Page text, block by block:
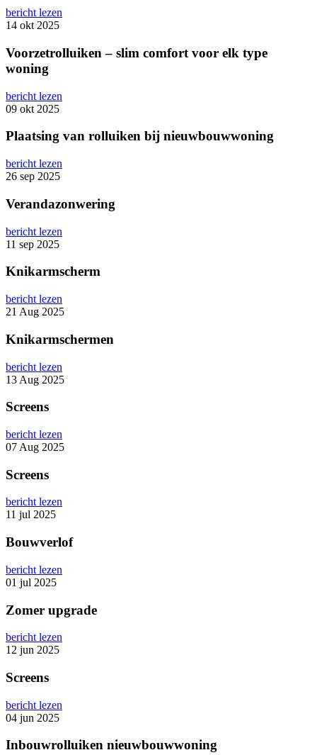
bericht lezen
14 okt 2025
Voorzetrolluiken – slim comfort voor elk type
woning
bericht lezen
09 okt 2025
Plaatsing van rolluiken bij nieuwbouwwoning
bericht lezen
26 sep 2025
Verandazonwering
bericht lezen
11 sep 2025
Knikarmscherm
bericht lezen
21 Aug 2025
Knikarmschermen
bericht lezen
13 Aug 2025
Screens
bericht lezen
07 Aug 2025
Screens
bericht lezen
11 jul 2025
Bouwverlof
bericht lezen
01 jul 2025
Zomer upgrade
bericht lezen
12 jun 2025
Screens
bericht lezen
04 jun 2025
Inbouwrolluiken nieuwbouwwoning